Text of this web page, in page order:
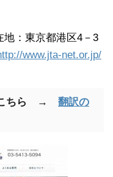
：東京都港区4－3
www.jta-net.or.jp/
こちら → 翻訳の